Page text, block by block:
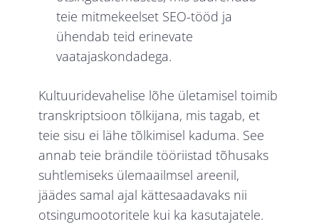
teie mitmekeelset SEO-tööd ja
ühendab teid erinevate
vaatajaskondadega.
Kultuuridevahelise lõhe ületamisel toimib
transkriptsioon tõlkijana, mis tagab, et
teie sisu ei lähe tõlkimisel kaduma. See
annab teie brändile tööriistad tõhusaks
suhtlemiseks ülemaailmsel areenil,
jäädes samal ajal kättesaadavaks nii
otsingumootoritele kui ka kasutajatele.